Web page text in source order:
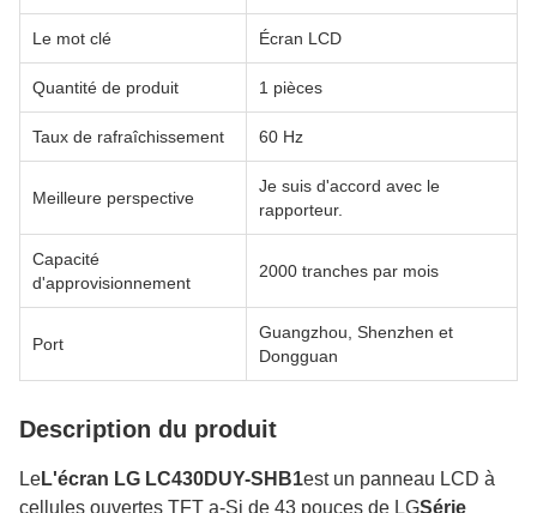
Le mot clé Écran LCD
Quantité de produit 1 pièces
Taux de rafraîchissement 60 Hz
Meilleure perspective
Je suis d'accord avec le
rapporteur.
Capacité
d'approvisionnement
2000 tranches par mois
Port
Guangzhou, Shenzhen et
Dongguan
Description du produit
LeL'écran LG LC430DUY-SHB1est un panneau LCD à
cellules ouvertes TFT a-Si de 43 pouces de LGSérie